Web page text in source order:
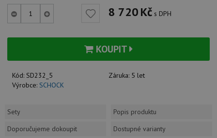
8 720Kč s DPH
KOUPIT
Kód: SD232_5 Záruka: 5 let
Výrobce: SCHOCK
Sety
Popis produktu
Doporučujeme dokoupit
Dostupné varianty